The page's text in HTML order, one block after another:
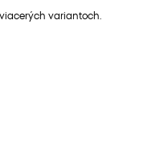
variantoch.